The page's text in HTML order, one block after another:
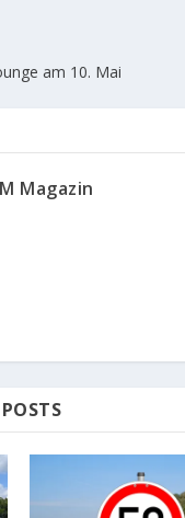
am 10. Mai
Magazin